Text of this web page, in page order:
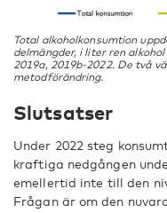
Total alkoholkonsumtion
delmängder, i liter ren
2019a, 2019b-2022. De två
metodförändring.
Slutsatser
Under 2022 steg
kraftiga nedgången
emellertid inte till den
Frågan är om den